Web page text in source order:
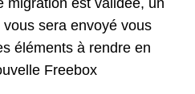
migration est validée, un
sera envoyé vous
éléments à rendre en
Freebox